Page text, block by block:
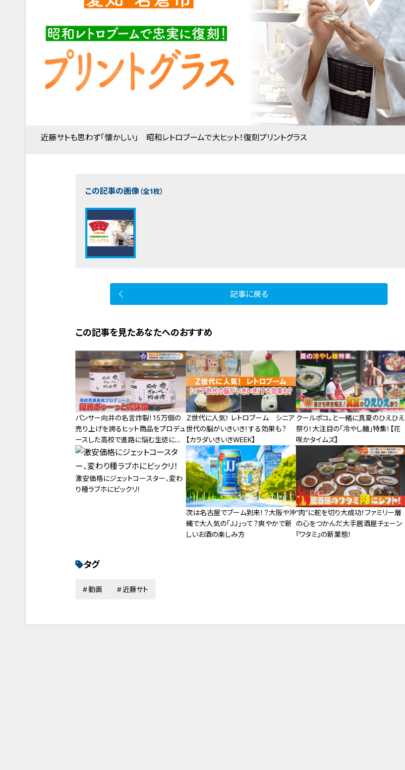
近藤サトも思わず「懐かしい」 昭和レトロブームで大ヒット！復刻プリントグラス
この記事の画像（全1枚）
記事に戻る
この記事を見たあなたへのおすすめ
パンサー向井の名言炸裂！15万個の
売り上げを誇るヒット商品をプロデュ
ースした高校で進路に悩む生徒に向
け渾身のアドバイス！
Ｚ世代に人気！ レトロブーム シニア
世代の脳がいきいき！する効果も？
【カラダいきいきWEEK】
クールポコ。と一緒に真夏のひえひえ
祭り！大注目の「冷やし麺」特集！【花
咲かタイムズ】
激安価格にジェットコースター、変わ
り種ラブホにビックリ！
次は名古屋でブーム到来！？大阪や沖
縄で大人気の「JJ」って？爽やかで新
しいお酒の楽しみ方
“肉”に舵を切り大成功！ファミリー層
の心をつかんだ大手居酒屋チェーン
『ワタミ』の新業態！
タグ
動画 近藤サト